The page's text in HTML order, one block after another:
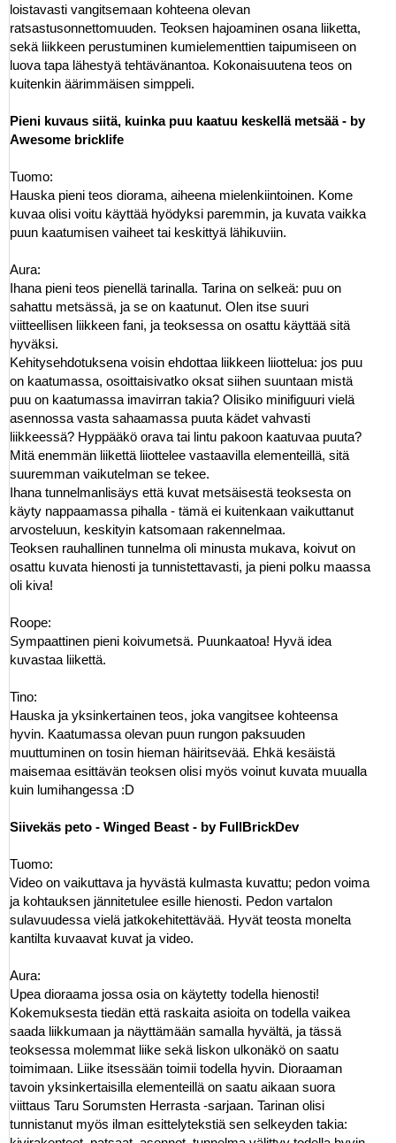
loistavasti vangitsemaan kohteena olevan
ratsastusonnettomuuden. Teoksen hajoaminen osana liiketta,
sekä liikkeen perustuminen kumielementtien taipumiseen on
luova tapa lähestyä tehtävänantoa. Kokonaisuutena teos on
kuitenkin äärimmäisen simppeli.
Pieni kuvaus siitä, kuinka puu kaatuu keskellä metsää - by
Awesome bricklife
Tuomo:
Hauska pieni teos diorama, aiheena mielenkiintoinen. Kome
kuvaa olisi voitu käyttää hyödyksi paremmin, ja kuvata vaikka
puun kaatumisen vaiheet tai keskittyä lähikuviin.
Aura:
Ihana pieni teos pienellä tarinalla. Tarina on selkeä: puu on
sahattu metsässä, ja se on kaatunut. Olen itse suuri
viitteellisen liikkeen fani, ja teoksessa on osattu käyttää sitä
hyväksi.
Kehitysehdotuksena voisin ehdottaa liikkeen liiottelua: jos puu
on kaatumassa, osoittaisivatko oksat siihen suuntaan mistä
puu on kaatumassa imavirran takia? Olisiko minifiguuri vielä
asennossa vasta sahaamassa puuta kädet vahvasti
liikkeessä? Hyppääkö orava tai lintu pakoon kaatuvaa puuta?
Mitä enemmän liikettä liiottelee vastaavilla elementeillä, sitä
suuremman vaikutelman se tekee.
Ihana tunnelmanlisäys että kuvat metsäisestä teoksesta on
käyty nappaamassa pihalla - tämä ei kuitenkaan vaikuttanut
arvosteluun, keskityin katsomaan rakennelmaa.
Teoksen rauhallinen tunnelma oli minusta mukava, koivut on
osattu kuvata hienosti ja tunnistettavasti, ja pieni polku maassa
oli kiva!
Roope:
Sympaattinen pieni koivumetsä. Puunkaatoa! Hyvä idea
kuvastaa liikettä.
Tino:
Hauska ja yksinkertainen teos, joka vangitsee kohteensa
hyvin. Kaatumassa olevan puun rungon paksuuden
muuttuminen on tosin hieman häiritsevää. Ehkä kesäistä
maisemaa esittävän teoksen olisi myös voinut kuvata muualla
kuin lumihangessa :D
Siivekäs peto - Winged Beast - by FullBrickDev
Tuomo:
Video on vaikuttava ja hyvästä kulmasta kuvattu; pedon voima
ja kohtauksen jännitetulee esille hienosti. Pedon vartalon
sulavuudessa vielä jatkokehitettävää. Hyvät teosta monelta
kantilta kuvaavat kuvat ja video.
Aura:
Upea dioraama jossa osia on käytetty todella hienosti!
Kokemuksesta tiedän että raskaita asioita on todella vaikea
saada liikkumaan ja näyttämään samalla hyvältä, ja tässä
teoksessa molemmat liike sekä liskon ulkonäkö on saatu
toimimaan. Liike itsessään toimii todella hyvin. Dioraaman
tavoin yksinkertaisilla elementeillä on saatu aikaan suora
viittaus Taru Sorumsten Herrasta -sarjaan. Tarinan olisi
tunnistanut myös ilman esittelytekstiä sen selkeyden takia: